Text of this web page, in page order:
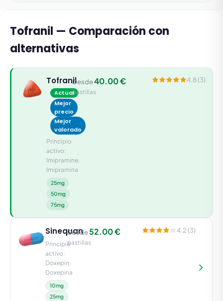
Tofranil — Comparación con
alternativas
Tofranil
Actual
Mejor
precio
Mejor
valorado
Principio
activo:
Imipramine,
Imipramina
25mg
50mg
75mg
Desde40.00 €
pastillas
4.8 (3)
Sinequan
Principio
activo:
Doxepin,
Doxepina
10mg
25mg
Desde52.00 €
pastillas
4.2 (3)